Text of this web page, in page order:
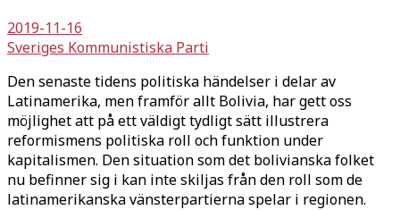
2019-11-16
Sveriges Kommunistiska Parti
Den senaste tidens politiska händelser i delar av
Latinamerika, men framför allt Bolivia, har gett oss
möjlighet att på ett väldigt tydligt sätt illustrera
reformismens politiska roll och funktion under
kapitalismen. Den situation som det bolivianska folket
nu befinner sig i kan inte skiljas från den roll som de
latinamerikanska vänsterpartierna spelar i regionen.